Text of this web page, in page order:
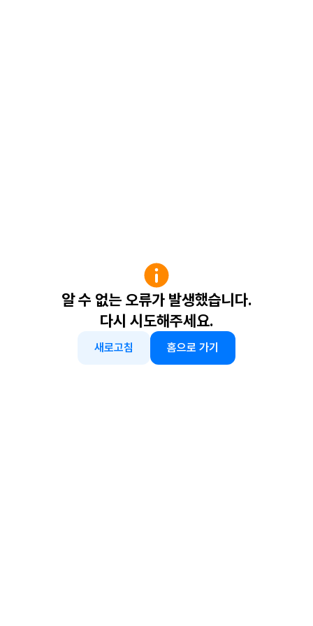
알 수 없는 오류가 발생했습니다.
다시 시도해주세요.
새로고침 홈으로 가기